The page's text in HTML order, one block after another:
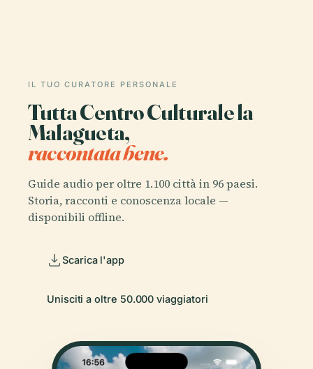
IL TUO CURATORE PERSONALE
Tutta Centro Culturale la
Malagueta,
raccontata bene.
Guide audio per oltre 1.100 città in 96 paesi.
Storia, racconti e conoscenza locale —
disponibili offline.
Scarica l'app
Unisciti a oltre 50.000 viaggiatori